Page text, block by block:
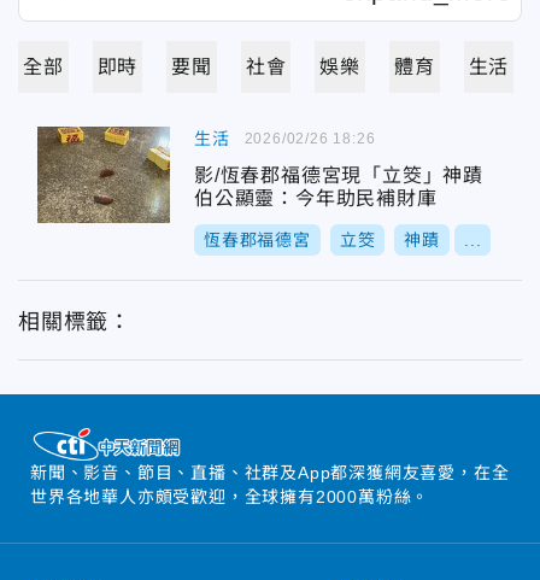
全部 即時 要聞 社會 娛樂 體育 生活
生活
影/恆春郡福德宮現「立筊」神蹟
伯公顯靈：今年助民補財庫
恆春郡福德宮 立筊 神蹟
2026/02/26 18:26
相關標籤：
新聞、影音、節目、直播、社群及App都深獲網友喜愛，在全
世界各地華人亦頗受歡迎，全球擁有2000萬粉絲。